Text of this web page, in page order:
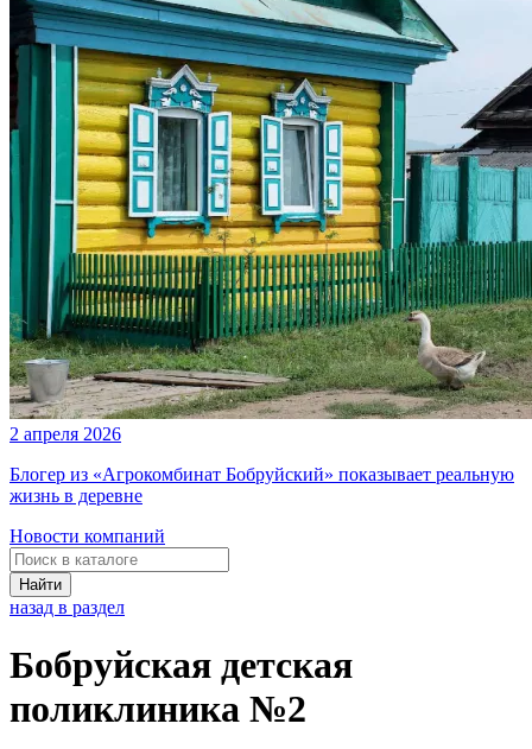
2 апреля 2026
Блогер из «Агрокомбинат Бобруйский» показывает реальную
жизнь в деревне
Новости компаний
Найти
назад в раздел
Бобруйская детская
поликлиника №2